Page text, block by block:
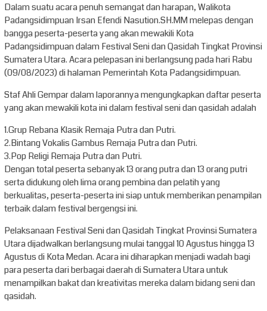
Dalam suatu acara penuh semangat dan harapan, Walikota
Padangsidimpuan Irsan Efendi Nasution.SH.MM melepas dengan
bangga peserta-peserta yang akan mewakili Kota
Padangsidimpuan dalam Festival Seni dan Qasidah Tingkat Provinsi
Sumatera Utara. Acara pelepasan ini berlangsung pada hari Rabu
(09/08/2023) di halaman Pemerintah Kota Padangsidimpuan.
Staf Ahli Gempar dalam laporannya mengungkapkan daftar peserta
yang akan mewakili kota ini dalam festival seni dan qasidah adalah
1.Grup Rebana Klasik Remaja Putra dan Putri.
2.Bintang Vokalis Gambus Remaja Putra dan Putri.
3.Pop Religi Remaja Putra dan Putri.
Dengan total peserta sebanyak 13 orang putra dan 13 orang putri
serta didukung oleh lima orang pembina dan pelatih yang
berkualitas, peserta-peserta ini siap untuk memberikan penampilan
terbaik dalam festival bergengsi ini.
Pelaksanaan Festival Seni dan Qasidah Tingkat Provinsi Sumatera
Utara dijadwalkan berlangsung mulai tanggal 10 Agustus hingga 13
Agustus di Kota Medan. Acara ini diharapkan menjadi wadah bagi
para peserta dari berbagai daerah di Sumatera Utara untuk
menampilkan bakat dan kreativitas mereka dalam bidang seni dan
qasidah.